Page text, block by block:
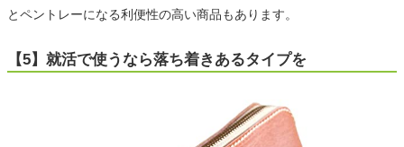
とペントレーになる利便性の高い商品もあります。
【5】就活で使うなら落ち着きあるタイプを